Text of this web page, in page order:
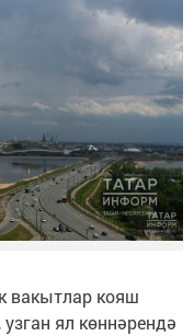
вакытлар кояш
ял көннәрендә